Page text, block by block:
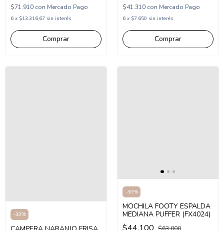
$71.910 con Mercado Pago
6 x $13.316,67 sin interés
Comprar
(MSTAT/1BGR)
$41.310 con Mercado Pago
6 x $7.650 sin interés
Comprar
-30%
-30%
MOCHILA FOOTY ESPALDA
MEDIANA PUFFER (FX4024)